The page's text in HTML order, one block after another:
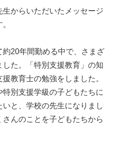
からいただいたメッセージ
20年間勤める中で、さまざ
た。「特別支援教育」の知
教育士の勉強をしました。
別支援学級の子どもたちに
と、学校の先生になりまし
んのことを子どもたちから